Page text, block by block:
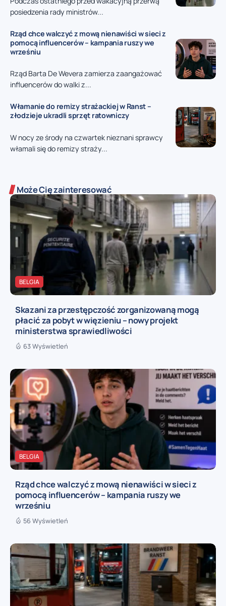
posiedzenia rady ministrów...
Rząd chce walczyć z mową nienawiści w sieci z
pomocą influencerów – kampania ruszy we
wrześniu
Rząd Barta De Wevera zamierza zaangażować
influencerów do walki z...
Włamanie do remizy strażackiej w Ranst –
złodzieje ukradli sprzęt ratowniczy
W nocy ze środy na czwartek nieznani sprawcy
włamali się do remizy straży...
Może Cię zainteresować
BELGIA
Skazani za przestępczość zorganizowaną mogą
płacić za pobyt w więzieniu – nowy projekt
ministerstwa sprawiedliwości
63 Wyświetleń
BELGIA
Rząd chce walczyć z mową nienawiści w sieci z
pomocą influencerów – kampania ruszy we
wrześniu
56 Wyświetleń